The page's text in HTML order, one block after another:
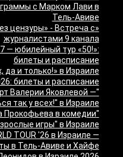
с Марком Лави в
Тель-Авиве
цензуры» - Встреча с
журналистами 9 канала
— юбилейный тур «50!»:
билеты и расписание
и только!» в Израиле
билеты и расписание
Валерии Яковлевой —
так у всех!" в Израиле
Прокофьева в комедии
игры" в Израиле
TOUR '26 в Израиле —
в Тель-Авиве и Хайфе